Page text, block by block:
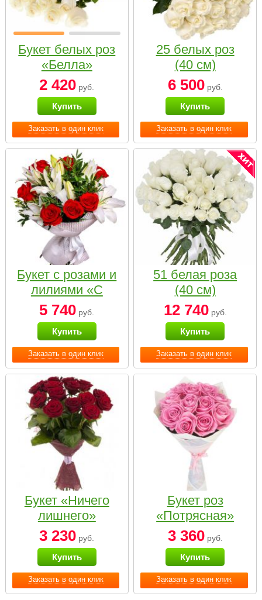
Заказать в один клик
Букет белых роз
«Белла»
2 420 руб.
Купить
Заказать в один клик
25 белых роз
(40 см)
6 500руб.
Купить
Заказать в один клик
Букет с розами и
лилиями «С
наилучшими
пожеланиями»
5 740 руб.
Купить
Заказать в один клик
51 белая роза
(40 см)
12 740руб.
Купить
Заказать в один клик
Букет «Ничего
лишнего»
3 230 руб.
Купить
Заказать в один клик
Букет роз
«Потрясная»
3 360руб.
Купить